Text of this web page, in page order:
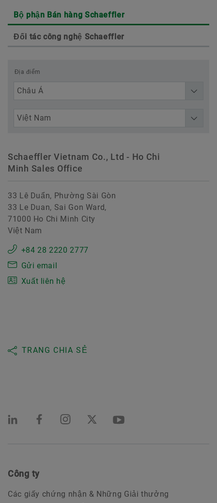
Bộ phận Bán hàng Schaeffler
Đối tác công nghệ Schaeffler
Địa điểm
Schaeffler Vietnam Co., Ltd - Ho Chi
Minh Sales Office
33 Lê Duẩn, Phường Sài Gòn
33 Le Duan, Sai Gon Ward,
71000 Ho Chi Minh City
Việt Nam
+84 28 2220 2777
Gửi email
Xuất liên hệ
TRANG CHIA SẺ
Công ty
Các giấy chứng nhận & Những Giải thưởng